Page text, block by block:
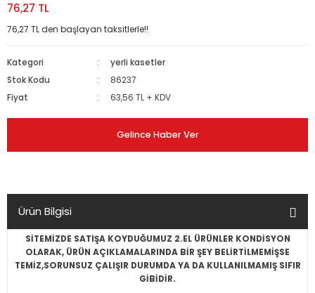
76,27 TL
76,27 TL den başlayan taksitlerle!!
Kategori
yerli kasetler
Stok Kodu
86237
Fiyat
63,56 TL + KDV
Gelince Haber Ver
Ürün Bilgisi
SİTEMİZDE SATIŞA KOYDUĞUMUZ 2.EL ÜRÜNLER KONDİSYON
OLARAK, ÜRÜN AÇIKLAMALARINDA BİR ŞEY BELİRTİLMEMİŞSE
TEMİZ,SORUNSUZ ÇALIŞIR DURUMDA YA DA KULLANILMAMIŞ SIFIR
GİBİDİR.